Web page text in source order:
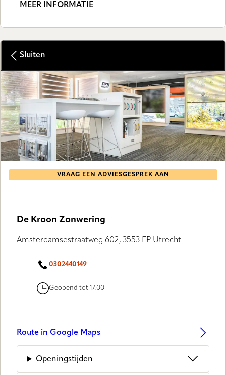
MEER INFORMATIE
Sluiten
VRAAG EEN ADVIESGESPREK AAN
De Kroon Zonwering
Amsterdamsestraatweg 602, 3553 EP Utrecht
0302440149
Geopend tot 17:00
Route in Google Maps
Openingstijden